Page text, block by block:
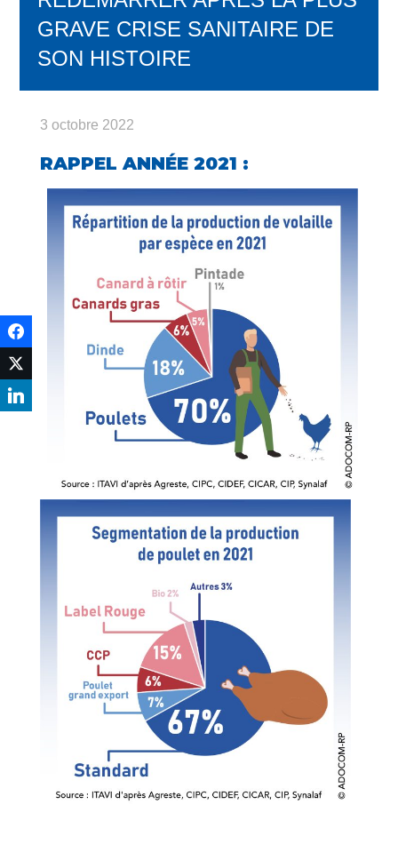
GRAVE CRISE SANITAIRE DE
SON HISTOIRE
3 octobre 2022
RAPPEL ANNÉE 2021 :